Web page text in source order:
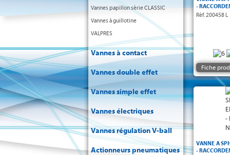
Vannes papillon série CLASSIC
Vannes à guillotine
VALPRES
Vannes à contact
Vannes double effet
Vannes simple effet
Vannes électriques
Vannes régulation V-ball
Actionneurs pneumatiques
-
Réf. 200458 L
Fiche
VANNE A
-